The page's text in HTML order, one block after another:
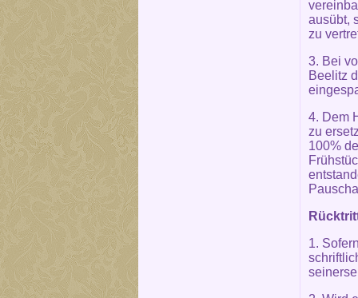
ausübt,
zu
3. Bei
Beelitz
4. Dem
zu
100%
1.